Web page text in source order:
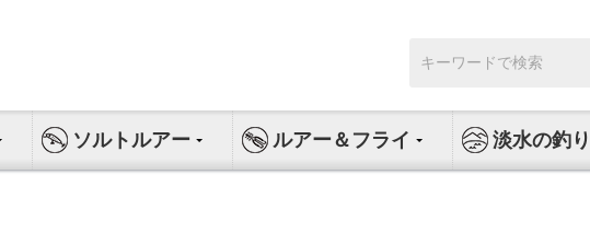
索:
ソルトルアー ルアー＆フライ 淡水の釣り